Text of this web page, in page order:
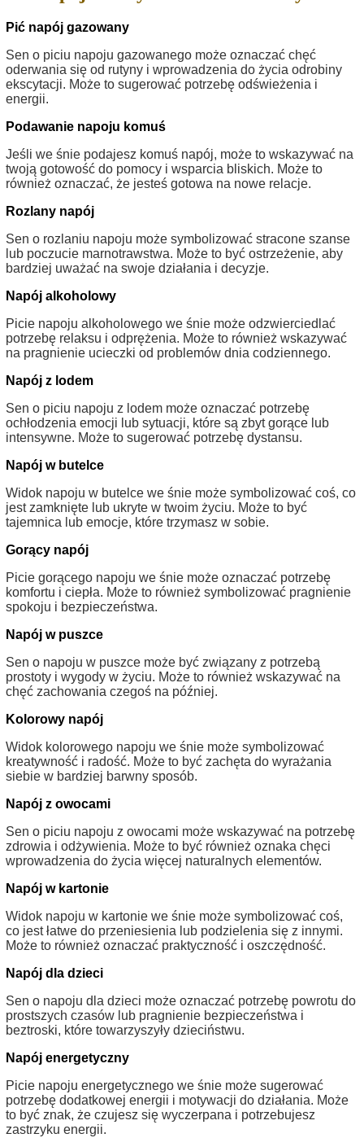
Pić napój gazowany
Sen o piciu napoju gazowanego może oznaczać chęć
oderwania się od rutyny i wprowadzenia do życia odrobiny
ekscytacji. Może to sugerować potrzebę odświeżenia i
energii.
Podawanie napoju komuś
Jeśli we śnie podajesz komuś napój, może to wskazywać na
twoją gotowość do pomocy i wsparcia bliskich. Może to
również oznaczać, że jesteś gotowa na nowe relacje.
Rozlany napój
Sen o rozlaniu napoju może symbolizować stracone szanse
lub poczucie marnotrawstwa. Może to być ostrzeżenie, aby
bardziej uważać na swoje działania i decyzje.
Napój alkoholowy
Picie napoju alkoholowego we śnie może odzwierciedlać
potrzebę relaksu i odprężenia. Może to również wskazywać
na pragnienie ucieczki od problemów dnia codziennego.
Napój z lodem
Sen o piciu napoju z lodem może oznaczać potrzebę
ochłodzenia emocji lub sytuacji, które są zbyt gorące lub
intensywne. Może to sugerować potrzebę dystansu.
Napój w butelce
Widok napoju w butelce we śnie może symbolizować coś, co
jest zamknięte lub ukryte w twoim życiu. Może to być
tajemnica lub emocje, które trzymasz w sobie.
Gorący napój
Picie gorącego napoju we śnie może oznaczać potrzebę
komfortu i ciepła. Może to również symbolizować pragnienie
spokoju i bezpieczeństwa.
Napój w puszce
Sen o napoju w puszce może być związany z potrzebą
prostoty i wygody w życiu. Może to również wskazywać na
chęć zachowania czegoś na później.
Kolorowy napój
Widok kolorowego napoju we śnie może symbolizować
kreatywność i radość. Może to być zachęta do wyrażania
siebie w bardziej barwny sposób.
Napój z owocami
Sen o piciu napoju z owocami może wskazywać na potrzebę
zdrowia i odżywienia. Może to być również oznaka chęci
wprowadzenia do życia więcej naturalnych elementów.
Napój w kartonie
Widok napoju w kartonie we śnie może symbolizować coś,
co jest łatwe do przeniesienia lub podzielenia się z innymi.
Może to również oznaczać praktyczność i oszczędność.
Napój dla dzieci
Sen o napoju dla dzieci może oznaczać potrzebę powrotu do
prostszych czasów lub pragnienie bezpieczeństwa i
beztroski, które towarzyszyły dzieciństwu.
Napój energetyczny
Picie napoju energetycznego we śnie może sugerować
potrzebę dodatkowej energii i motywacji do działania. Może
to być znak, że czujesz się wyczerpana i potrzebujesz
zastrzyku energii.